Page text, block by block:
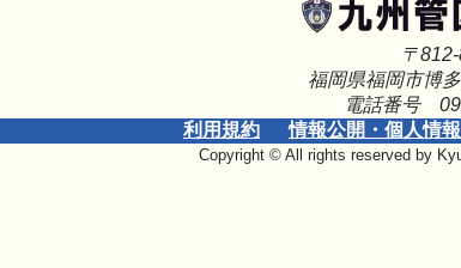
〒
福岡県福岡市博
電話番号
利用規約
情報公開・個人情
Copyright © All rights reserved by